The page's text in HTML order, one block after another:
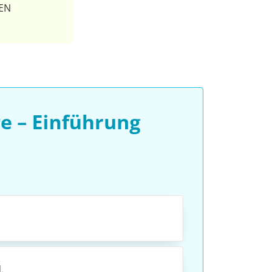
– Einführung